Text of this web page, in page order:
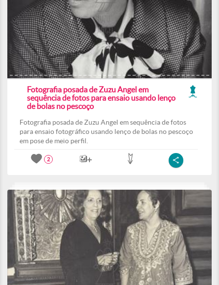
Fotografia posada de Zuzu Angel em
sequência de fotos para ensaio usando lenço
de bolas no pescoço
Fotografia posada de Zuzu Angel em sequência de fotos
para ensaio fotográfico usando lenço de bolas no pescoço
em pose de meio perfil.
2